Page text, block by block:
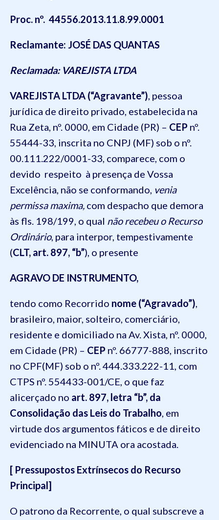
Proc. nº. 44556.2013.11.8.99.0001
Reclamante: JOSÉ DAS QUANTAS
Reclamada: VAREJISTA LTDA
VAREJISTA LTDA (“Agravante”), pessoa
jurídica de direito privado, estabelecida na
Rua Zeta, nº. 0000, em Cidade (PR) – CEP nº.
55444-33, inscrita no CNPJ (MF) sob o nº.
00.111.222/0001-33, comparece, com o
devido respeito à presença de Vossa
Excelência, não se conformando, venia
permissa maxima, com despacho que demora
às fls. 198/199, o qual não recebeu o Recurso
Ordinário, para interpor, tempestivamente
(CLT, art. 897, “b”), o presente
AGRAVO DE INSTRUMENTO,
tendo como Recorrido nome (“Agravado”),
brasileiro, maior, solteiro, comerciário,
residente e domiciliado na Av. Xista, nº. 0000,
em Cidade (PR) – CEP nº. 66777-888, inscrito
no CPF(MF) sob o nº. 444.333.222-11, com
CTPS nº. 554433-001/CE, o que faz
alicerçado no art. 897, letra “b”, da
Consolidação das Leis do Trabalho, em
virtude dos argumentos fáticos e de direito
evidenciado na MINUTA ora acostada.
[ Pressupostos Extrínsecos do Recurso
Principal]
O patrono da Recorrente, o qual subscreve a